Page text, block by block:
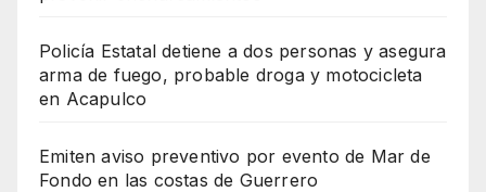
Policía Estatal detiene a dos personas y asegura
arma de fuego, probable droga y motocicleta
en Acapulco
Emiten aviso preventivo por evento de Mar de
Fondo en las costas de Guerrero